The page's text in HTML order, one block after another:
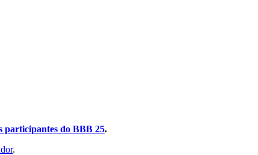
participantes do BBB 25.
.